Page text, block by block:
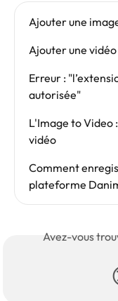
Ajouter une
Ajouter une
Erreur :
autorisée"
L'Image to Video
vidéo
Comment
plateforme
Avez-vous